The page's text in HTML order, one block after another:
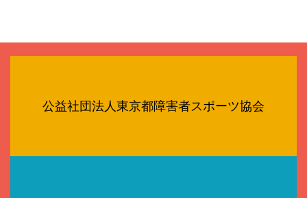
公益社団法人東京都障害者スポーツ協会